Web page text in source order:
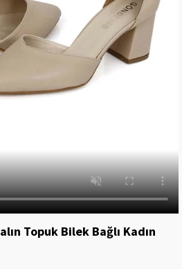
Topuk Bilek Bağlı Kadın